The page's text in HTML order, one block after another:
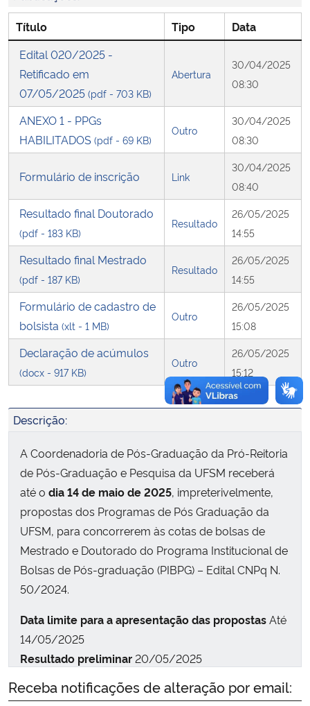
Secretaria-Geral
Secretaria de Governo
Gabinete de Segurança Institucional
Advocacia-Geral da União
Banco Central do Brasil
Planalto
Título Tipo
Data
Edital 020/2025 -
Retificado em
07/05/2025 (pdf - 703 KB)
Abertura
30/04/2025
08:30
ANEXO 1 - PPGs
HABILITADOS (pdf - 69 KB)
Outro
30/04/2025
08:30
Formulário de inscrição Link
30/04/2025
08:40
Resultado final Doutorado
(pdf - 183 KB)
Resultado
26/05/2025
14:55
Resultado final Mestrado
(pdf - 187 KB)
Resultado
26/05/2025
14:55
Formulário de cadastro de
bolsista (xlt - 1 MB)
Outro
26/05/2025
15:08
Declaração de acúmulos
(docx - 917 KB)
Outro
26/05/2025
15:12
Descrição:
A Coordenadoria de Pós-Graduação da Pró-Reitoria
de Pós-Graduação e Pesquisa da UFSM receberá
até o dia 14 de maio de 2025, impreterivelmente,
propostas dos Programas de Pós Graduação da
UFSM, para concorrerem às cotas de bolsas de
Mestrado e Doutorado do Programa Institucional de
Bolsas de Pós-graduação (PIBPG) – Edital CNPq N.
50/2024.
Data limite para a apresentação das propostasAté
14/05/2025
Resultado preliminar20/05/2025
23/05/2025
Receba notificações de alteração por email: